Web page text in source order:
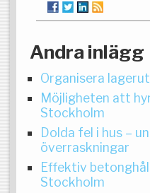
Andra inlägg
Organisera
Möjligheten att
Stockholm
Dolda fel i hus –
överraskningar
Effektiv
Stockholm